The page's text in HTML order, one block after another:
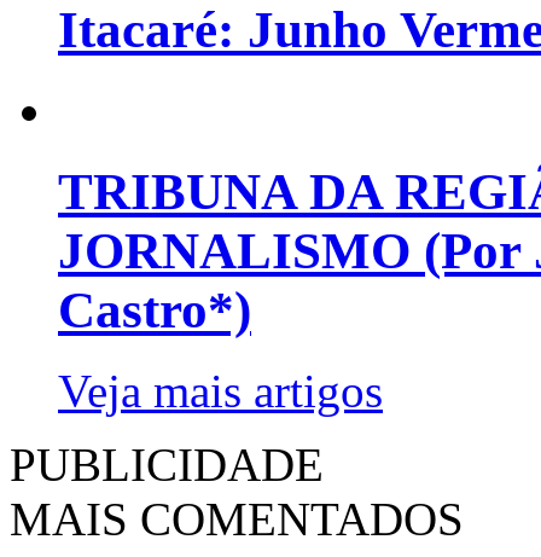
Itacaré: Junho
TRIBUNA DA
JORNALISMO (Por
Castro*)
Veja mais artigos
PUBLICIDADE
MAIS COMENTADOS